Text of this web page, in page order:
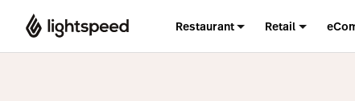
Restaurant Retail